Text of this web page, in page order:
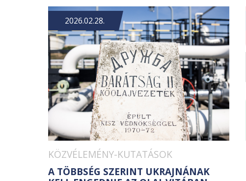
KÖZVÉLEMÉNY-KUTATÁSOK
2026.02.28.
A TÖBBSÉG SZERINT UKRAJNÁNAK